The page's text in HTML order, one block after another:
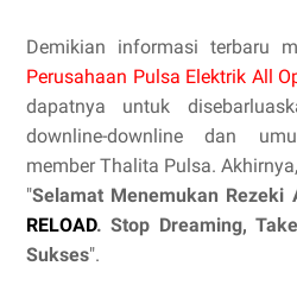
Demikian informasi terbaru
Perusahaan Pulsa Elektrik All
dapatnya untuk
downline-downline dan
member Thalita Pulsa.
"Selamat Menemukan Rezeki
RELOAD. Stop Dreaming,
Sukses".